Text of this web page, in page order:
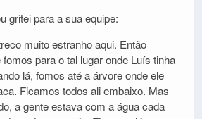
gritei para a sua equipe:
muito estranho aqui. Então
para o tal lugar onde Luís tinha
lá, fomos até a árvore onde ele
Ficamos todos ali embaixo. Mas
a gente estava com a água cada